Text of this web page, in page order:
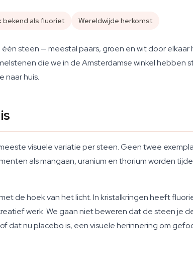
bekend als fluoriet Wereldwijde herkomst
steen — meestal paars, groen en wit door
die we in de Amsterdamse winkel hebben
naar huis.
visuele variatie per steen. Geen twee
als mangaan, uranium en thorium worden
de hoek van het licht. In kristalkringen heeft
werk. We gaan niet beweren dat de steen je
nu placebo is, een visuele herinnering om